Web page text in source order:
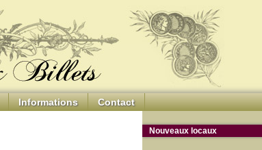
Informations Contact
Nouveaux locaux